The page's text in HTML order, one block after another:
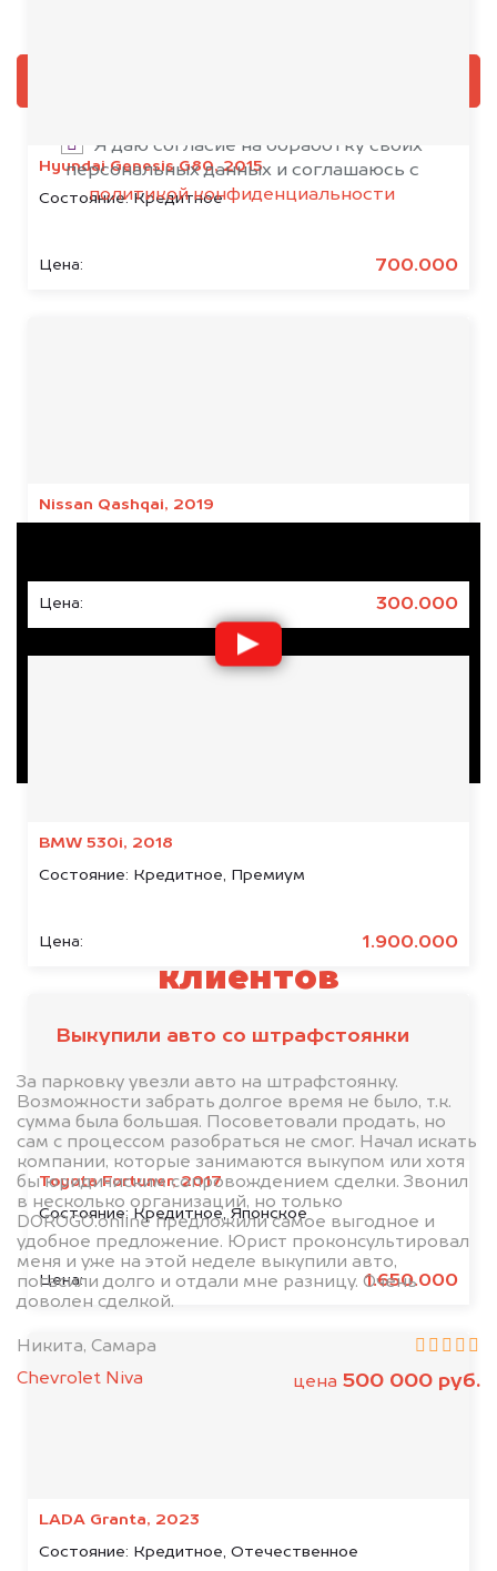
Hyundai Genesis G80, 2015
Состояние:Кредитное
Цена: 700.000
Nissan Qashqai, 2019
Цена: 300.000
BMW 530i, 2018
Состояние: Кредитное, Премиум
Цена: 1.900.000
Toyota Fortuner, 2017
Состояние: Кредитное, Японское
Цена: 1.650.000
LADA Granta, 2023
Состояние: Кредитное, Отечественное
Я даю согласие на обработку своих
персональных данных и соглашаюсь с
политикой конфиденциальности
Отзывы наших
клиентов
Выкупили авто со штрафстоянки
За парковку увезли авто на штрафстоянку.
Возможности забрать долгое время не было, т.к.
сумма была большая. Посоветовали продать, но
сам с процессом разобраться не смог. Начал искать
компании, которые занимаются выкупом или хотя
бы юридичиским сопровождением сделки. Звонил
в несколько организаций, но только
DOROGO.online предложили самое выгодное и
удобное предложение. Юрист проконсультировал
меня и уже на этой неделе выкупили авто,
погасили долго и отдали мне разницу. Очень
доволен сделкой.
Никита, Самара
Chevrolet Niva
цена 500 000 руб.